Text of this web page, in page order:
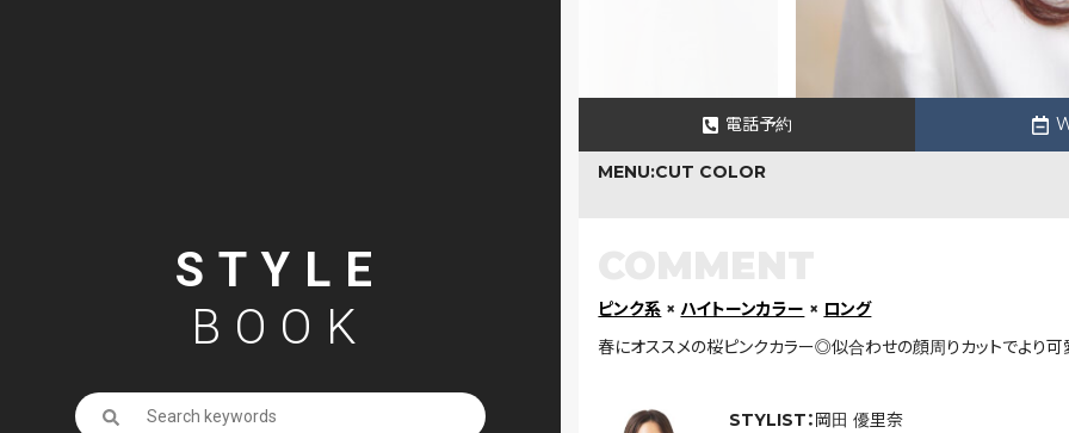
STYLE
BOOK
電話予約
MENU:CUT COLOR
STYLIST： 岡田 優里奈
ピンク系 × ハイトーンカラー × ロング
春にオススメの桜ピンクカラー◎似合わせの顔周りカットでより可